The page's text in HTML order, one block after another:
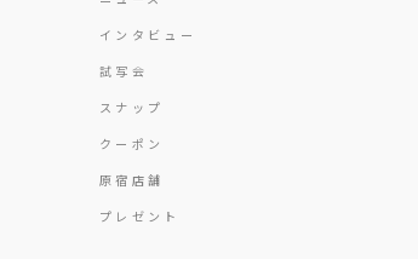
インタビュー
試写会
スナップ
クーポン
原宿店舗
プレゼント